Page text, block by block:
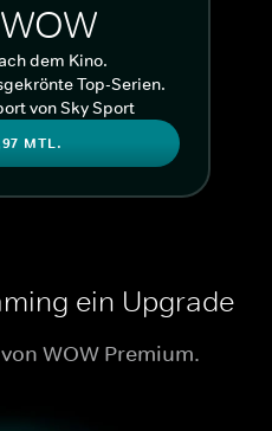
dem Kino.
Top-Serien.
von Sky Sport
MTL.
ein Upgrade
WOW Premium.